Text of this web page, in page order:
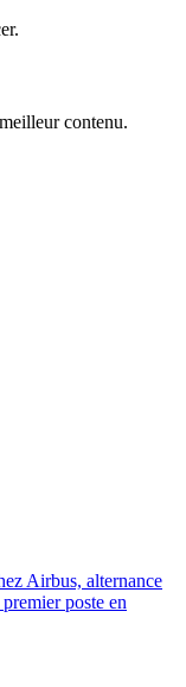
contenu.
Airbus, alternance
poste en